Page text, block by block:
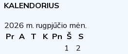
KALENDORIUS
2026 m. rugpjūčio mėn.
Pr A T K Pn Š
S
1
2